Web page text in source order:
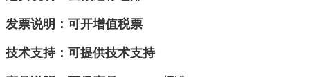
发票说明：可开增值税票
技术支持：可提供技术支持